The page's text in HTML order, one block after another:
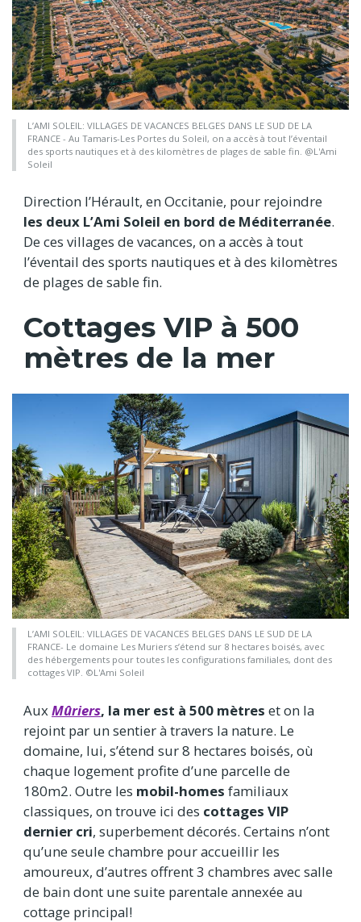
L’AMI SOLEIL: VILLAGES DE VACANCES BELGES DANS LE SUD DE LA
FRANCE - Au Tamaris-Les Portes du Soleil, on a accès à tout l’éventail
des sports nautiques et à des kilomètres de plages de sable fin. @L'Ami
Soleil
Direction l’Hérault, en Occitanie, pour rejoindre
les deux L’Ami Soleil en bord de Méditerranée.
De ces villages de vacances, on a accès à tout
l’éventail des sports nautiques et à des kilomètres
de plages de sable fin.
Cottages VIP à 500
mètres de la mer
L’AMI SOLEIL: VILLAGES DE VACANCES BELGES DANS LE SUD DE LA
FRANCE- Le domaine Les Muriers s’étend sur 8 hectares boisés, avec
des hébergements pour toutes les configurations familiales, dont des
cottages VIP. ©L'Ami Soleil
Aux Mûriers, la mer est à 500 mètres et on la
rejoint par un sentier à travers la nature. Le
domaine, lui, s’étend sur 8 hectares boisés, où
chaque logement profite d’une parcelle de
180m2. Outre les mobil-homes familiaux
classiques, on trouve ici des cottages VIP
dernier cri, superbement décorés. Certains n’ont
qu’une seule chambre pour accueillir les
amoureux, d’autres offrent 3 chambres avec salle
de bain dont une suite parentale annexée au
cottage principal!